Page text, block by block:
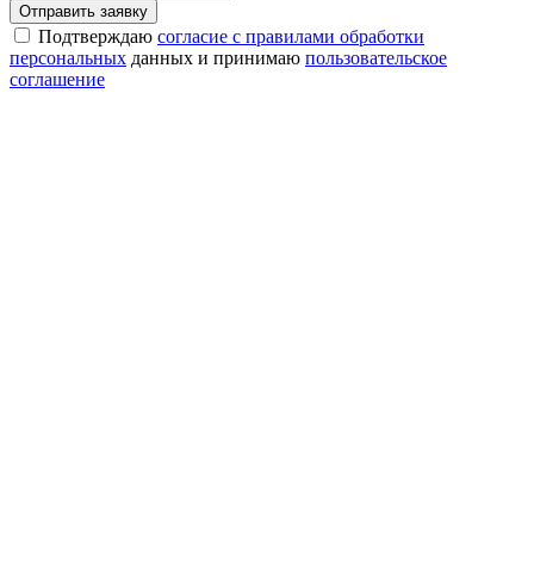
Отправить заявку
Подтверждаю согласие с правилами обработки
персональных данных и принимаю пользовательское
соглашение